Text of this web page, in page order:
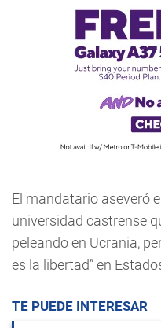
El mandatario aseveró
universidad castrense
peleando en Ucrania,
es la libertad” en
TE PUEDE INTERESAR